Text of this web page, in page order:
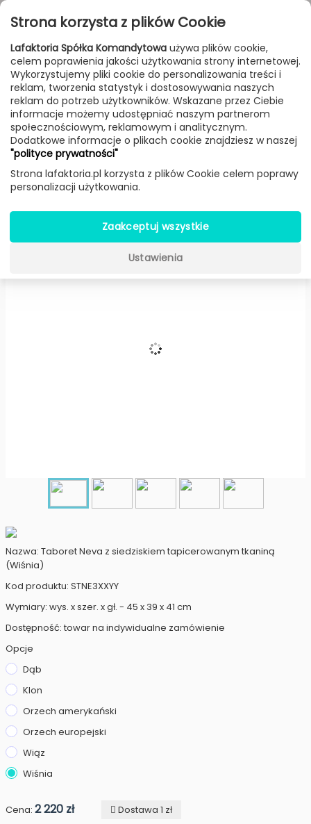
Przejdź do treści
FILTROWANIE & SORTOWANIE
Meble Producenci Artisan Produkt
Taboret Neva z siedziskiem
tapicerowanym tkaniną
Nazwa: Taboret Neva z siedziskiem tapicerowanym tkaniną
(Wiśnia)
Kod produktu: STNE3XXYY
Wymiary: wys. x szer. x gł. - 45 x 39 x 41 cm
Dostępność: towar na indywidualne zamówienie
Opcje
Dąb
Klon
Orzech amerykański
Orzech europejski
Wiąz
Wiśnia
Cena: 2 220 zł
Dostawa 1 zł
Strona korzysta z plików Cookie
Lafaktoria Spółka Komandytowa używa plików cookie,
celem poprawienia jakości użytkowania strony internetowej.
Wykorzystujemy pliki cookie do personalizowania treści i
reklam, tworzenia statystyk i dostosowywania naszych
reklam do potrzeb użytkowników. Wskazane przez Ciebie
informacje możemy udostępniać naszym partnerom
społecznościowym, reklamowym i analitycznym.
Dodatkowe informacje o plikach cookie znajdziesz w naszej
"polityce prywatności"
Strona lafaktoria.pl korzysta z plików Cookie celem poprawy
personalizacji użytkowania.
Zaakceptuj wszystkie
Ustawienia